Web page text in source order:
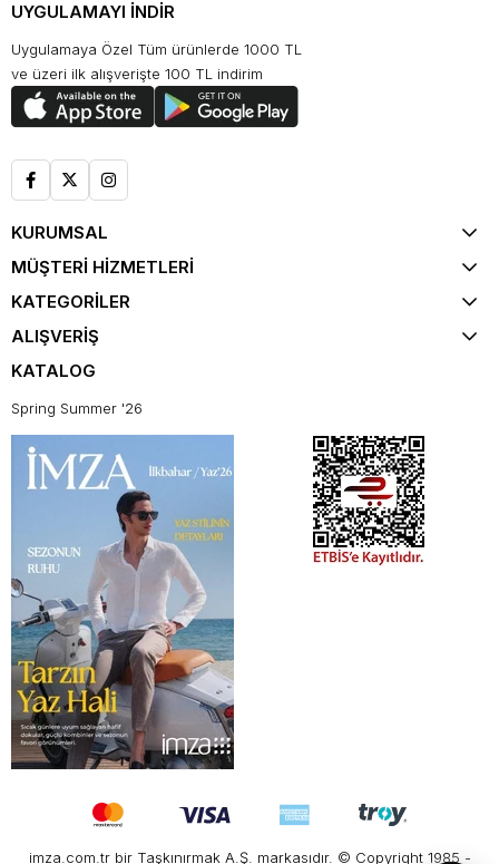
UYGULAMAYI İNDİR
Uygulamaya Özel Tüm ürünlerde 1000 TL
ve üzeri ilk alışverişte 100 TL indirim
KURUMSAL
MÜŞTERİ HİZMETLERİ
KATEGORİLER
ALIŞVERİŞ
KATALOG
Spring Summer '26
imza.com.tr bir Taşkınırmak A.Ş. markasıdır. © Copyright 1985 -